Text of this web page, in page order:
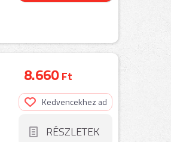
8.660Ft
Kedvencekhez ad
RÉSZLETEK